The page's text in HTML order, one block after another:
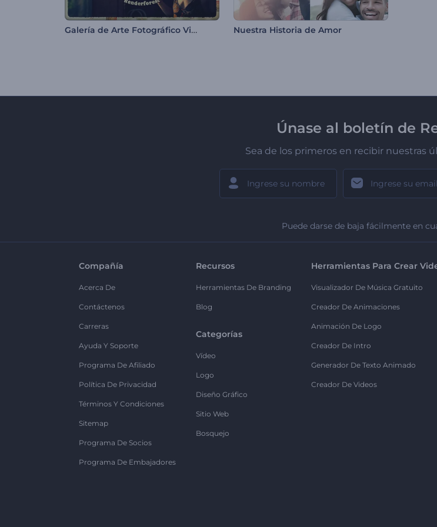
Galería de Arte Fotográfico Vintage Nuestra Historia de Amor
Únase al boletín de
Sea de los primeros en recibir nuestras
Puede darse de baja fácilmente en
Compañía
Acerca De
Contáctenos
Carreras
Ayuda Y Soporte
Programa De Afiliado
Política De Privacidad
Términos Y Condiciones
Sitemap
Programa De Socios
Programa De Embajadores
Recursos
Herramientas De Branding
Blog
Categorías
Vídeo
Logo
Diseño Gráfico
Sitio Web
Bosquejo
Herramientas Para Crear
Visualizador De Música Gratuito
Creador De Animaciones
Animación De Logo
Creador De Intro
Generador De Texto Animado
Creador De Videos